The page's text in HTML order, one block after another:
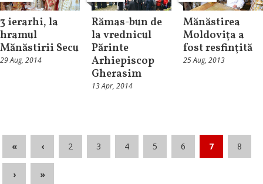
3 ierarhi, la
hramul
Mănăstirii Secu
29 Aug, 2014
Rămas-bun de
la vrednicul
Părinte
Arhiepiscop
Gherasim
13 Apr, 2014
Mănăstirea
Moldoviţa a
fost resfinţită
25 Aug, 2013
« ‹ 2 3 4 5 6 7 8
› »